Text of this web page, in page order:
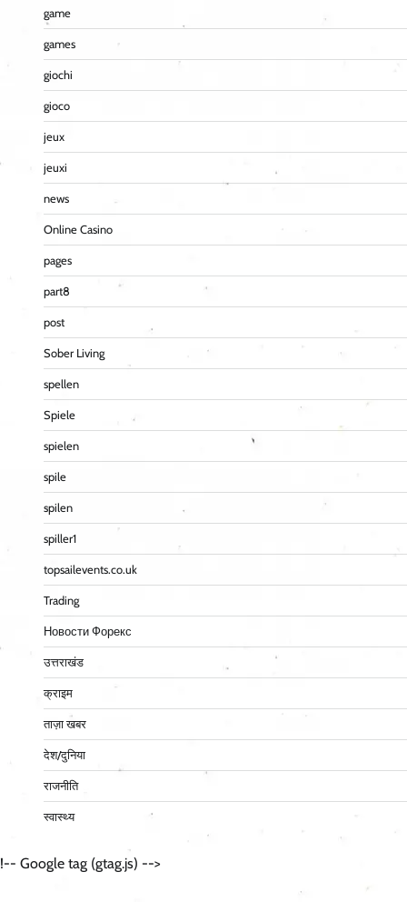
game
games
giochi
gioco
jeux
jeuxi
news
Online Casino
pages
part8
post
Sober Living
spellen
Spiele
spielen
spile
spilen
spiller1
topsailevents.co.uk
Trading
Новости Форекс
उत्तराखंड
क्राइम
ताज़ा खबर
देश/दुनिया
राजनीति
स्वास्थ्य
!-- Google tag (gtag.js) -->